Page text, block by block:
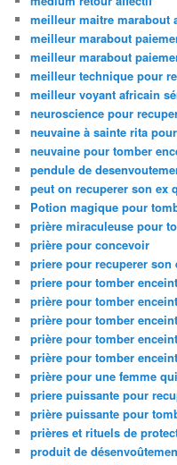
meilleur maitre marabout
meilleur marabout
meilleur marabout
meilleur technique pour
meilleur voyant africain
neuroscience pour
neuvaine à sainte rita
neuvaine pour tomber
pendule de
peut on recuperer son ex
Potion magique pour
prière miraculeuse pour
prière pour concevoir
priere pour recuperer son
priere pour tomber
prière pour tomber
prière pour tomber
prière pour tomber
prière pour tomber
prière pour une femme
priere puissante pour
prière puissante pour
prières et rituels de
produit de